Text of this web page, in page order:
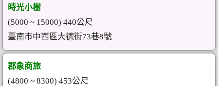
時光小樹
(5000 ~ 15000) 440公尺
臺南市中西區大德街73巷8號
郡象商旅
(4800 ~ 8300) 453公尺